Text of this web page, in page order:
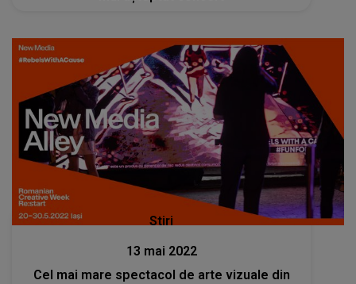
Stiri
13 mai 2022
Cel mai mare spectacol de arte vizuale din